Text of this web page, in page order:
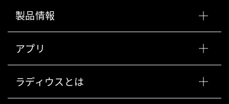
製品情報
アプリ
ラディウスとは